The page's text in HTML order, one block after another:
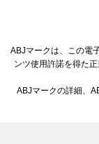
ABJマークは、この電
ンツ使用許諾を得た
ABJマークの詳細、